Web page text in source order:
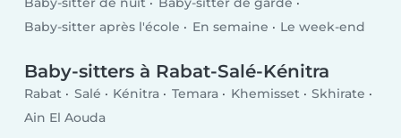
Baby-sitter après l'école
En semaine Le week-end
Baby-sitters à Rabat-Salé-Kénitra
Rabat Salé Kénitra Temara Khemisset
Skhirate
Ain El Aouda